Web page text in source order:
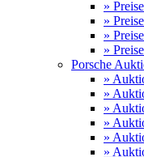
»
»
»
»
Porsche
»
»
»
»
»
»